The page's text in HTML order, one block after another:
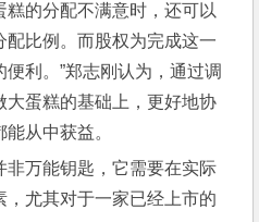
的分配不满意时，还可以
比例。而股权为完成这一
利。”郑志刚认为，通过调
大蛋糕的基础上，更好地协
从中获益。
非万能钥匙，它需要在实际
尤其对于一家已经上市的